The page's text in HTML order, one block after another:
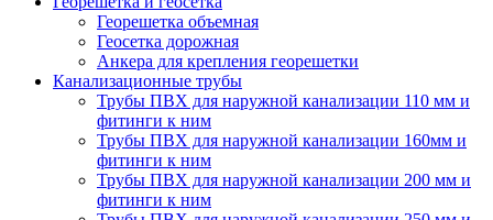
Георешетка объемная
Геосетка дорожная
Анкера для крепления георешетки
Канализационные трубы
Трубы ПВХ для наружной канализации 110 мм и
фитинги к ним
Трубы ПВХ для наружной канализации 160мм и
фитинги к ним
Трубы ПВХ для наружной канализации 200 мм и
фитинги к ним